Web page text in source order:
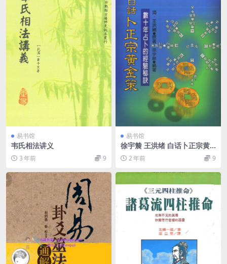
易书馆
韦氏相法讲义
3 年前 9
易书馆
徐宇辳 王洪绪 白话卜正宗黄
金策2 年前 9